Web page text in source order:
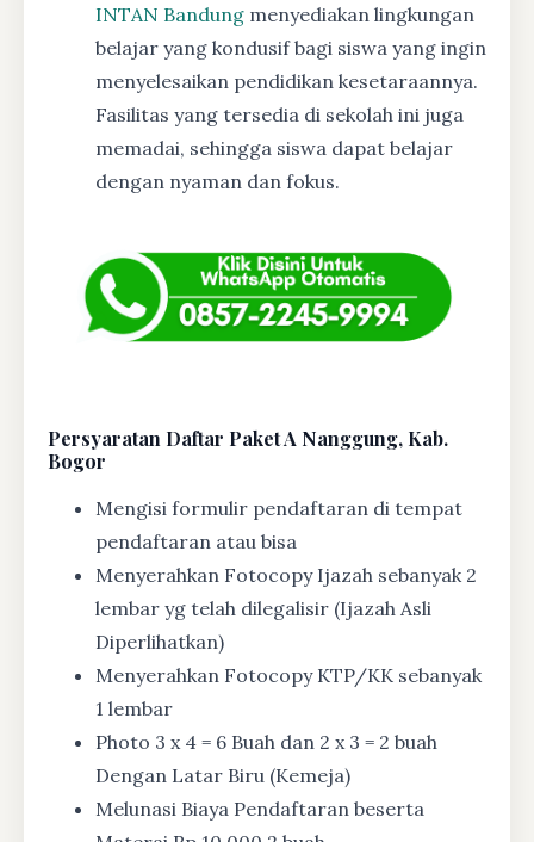
INTAN Bandung menyediakan lingkungan
belajar yang kondusif bagi siswa yang ingin
menyelesaikan pendidikan kesetaraannya.
Fasilitas yang tersedia di sekolah ini juga
memadai, sehingga siswa dapat belajar
dengan nyaman dan fokus.
Persyaratan Daftar Paket A Nanggung, Kab.
Bogor
Mengisi formulir pendaftaran di tempat
pendaftaran atau bisa
Menyerahkan Fotocopy Ijazah sebanyak 2
lembar yg telah dilegalisir (Ijazah Asli
Diperlihatkan)
Menyerahkan Fotocopy KTP/KK sebanyak
1 lembar
Photo 3 x 4 = 6 Buah dan 2 x 3 = 2 buah
Dengan Latar Biru (Kemeja)
Melunasi Biaya Pendaftaran beserta